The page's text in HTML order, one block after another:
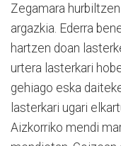
Zegamara
argazkia. Ederra
hartzen doan
urtera lasterkari
gehiago eska
lasterkari ugari
Aizkorriko mendi